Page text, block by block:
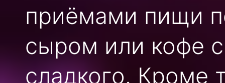
приёмами пищи
сыром или кофе
сладкого. Кроме